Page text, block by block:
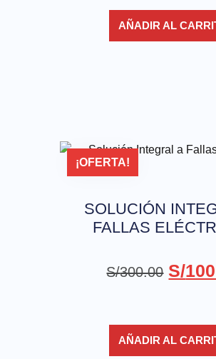
AÑADIR AL
¡OFERTA!
SOLUCIÓN
FALLAS
S/300.00 S/
AÑADIR AL